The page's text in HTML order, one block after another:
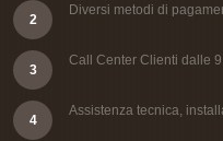
2
Diversi metodi di
3
Call Center Clienti dalle
4
Assistenza tecnica,